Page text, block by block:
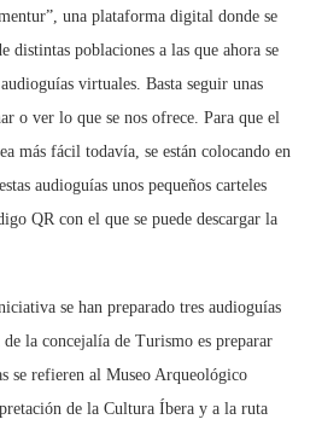
una plataforma digital donde se
poblaciones a las que ahora se
virtuales. Basta seguir unas
o ver lo que se nos ofrece. Para que el
más fácil todavía, se están colocando en
audioguías unos pequeños carteles
QR con el que se puede descargar la
se han preparado tres audioguías
la concejalía de Turismo es preparar
se refieren al Museo Arqueológico
de la Cultura Íbera y a la ruta